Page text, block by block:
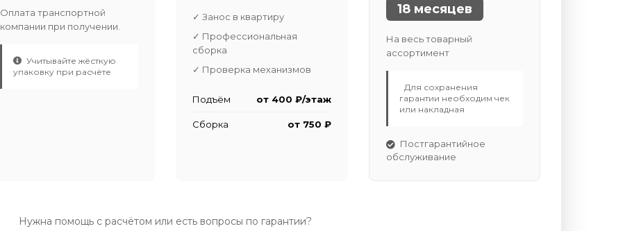
Оплата транспортной
компании при получении.
Учитывайте жёсткую
упаковку при расчёте
✓ Занос в квартиру
✓ Профессиональная
сборка
✓ Проверка механизмов
Подъём от 400 ₽/этаж
Сборка от 750 ₽
18 месяцев
На весь товарный
ассортимент
Для сохранения
гарантии необходим чек
или накладная
Постгарантийное
обслуживание
Нужна помощь с расчётом или есть вопросы по гарантии?